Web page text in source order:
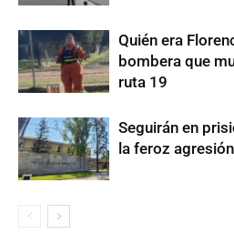
Quién era
bombera que
ruta 19
Seguirán en
la feroz